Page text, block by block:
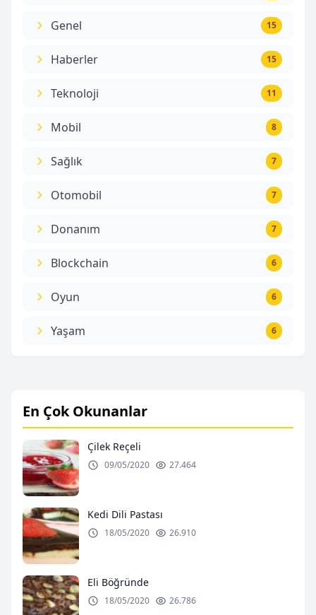
Genel 15
Haberler 15
Teknoloji 11
Mobil 8
Sağlık 7
Otomobil 7
Donanım 7
Blockchain 6
Oyun 6
Yaşam 6
En Çok Okunanlar
Çilek Reçeli
09/05/2020 27.464
Kedi Dili Pastası
18/05/2020 26.910
Eli Böğründe
18/05/2020 26.786